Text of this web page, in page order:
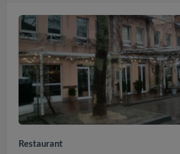
Restaurant